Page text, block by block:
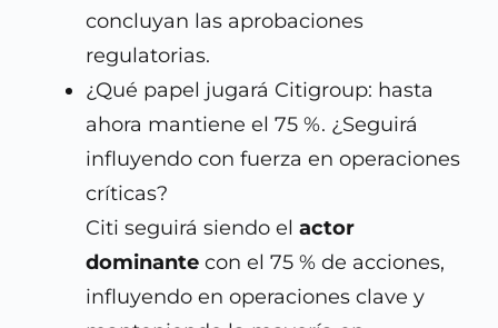
concluyan las aprobaciones
regulatorias.
¿Qué papel jugará Citigroup: hasta
ahora mantiene el 75 %. ¿Seguirá
influyendo con fuerza en operaciones
críticas?
Citi seguirá siendo elactor
dominante con el 75 % de acciones,
influyendo en operaciones clave y